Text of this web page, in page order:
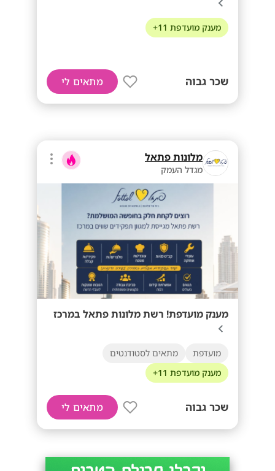
מענק מועדפת 11+
שכר גבוה מתאים לי
מלונות פתאל
מגדל העמק
מענק מועדפת! רשת מלונות פתאל במרכז
מועדפת
מתאים לסטודנטים
מענק מועדפת 11+
שכר גבוה מתאים לי